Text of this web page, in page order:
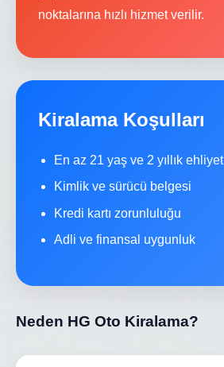
noktalarına hızlı hizmet verilir.
Kiralama Koşulları
En az 21 yaş ve 2 yıllık ehliyet
Kimlik ve sürücü belgesi
Kredi kartı zorunluluğu
Adli ve finansal uygunluk
Neden HG Oto Kiralama?